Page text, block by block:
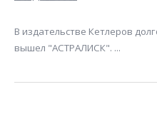
В издательстве Кетлеров
вышел "АСТРАЛИСК". ...